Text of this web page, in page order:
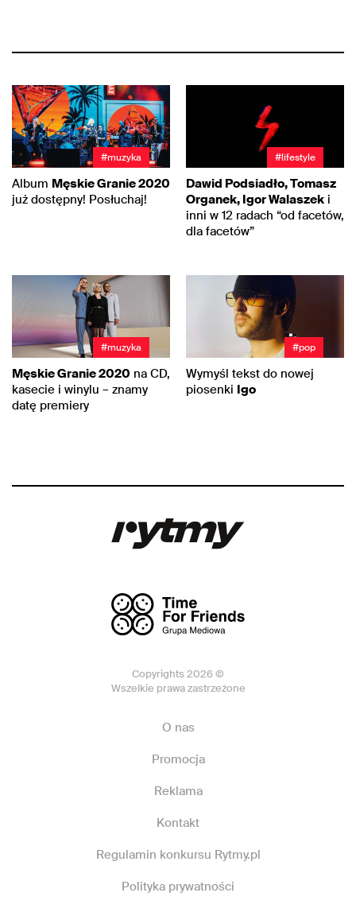
#muzyka
Album Męskie Granie 2020
już dostępny! Posłuchaj!
#lifestyle
Dawid Podsiadło, Tomasz
Organek, Igor Walaszek i
inni w 12 radach “od facetów,
dla facetów”
#muzyka
Męskie Granie 2020 na CD,
kasecie i winylu – znamy
datę premiery
#pop
Wymyśl tekst do nowej
piosenki Igo
Copyrights 2026 ©
Wszelkie prawa zastrzeżone
O nas
Promocja
Reklama
Kontakt
Regulamin konkursu Rytmy.pl
Polityka prywatności